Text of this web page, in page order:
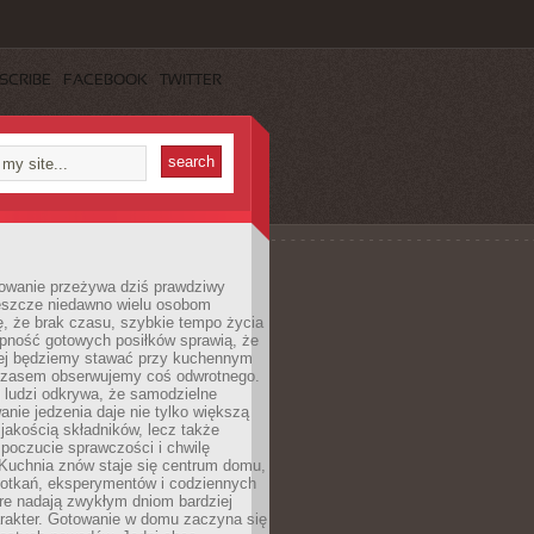
FACEBOOK TWITTER
przeżywa dziś prawdziwy
niedawno wielu osobom
że brak czasu, szybkie tempo życia
gotowych posiłków sprawią, że
będziemy stawać przy kuchennym
obserwujemy coś odwrotnego.
ludzi odkrywa, że samodzielne
jedzenia daje nie tylko większą
składników, lecz także
sprawczości i chwilę
znów staje się centrum domu,
eksperymentów i codziennych
nadają zwykłym dniom bardziej
Gotowanie w domu zaczyna się